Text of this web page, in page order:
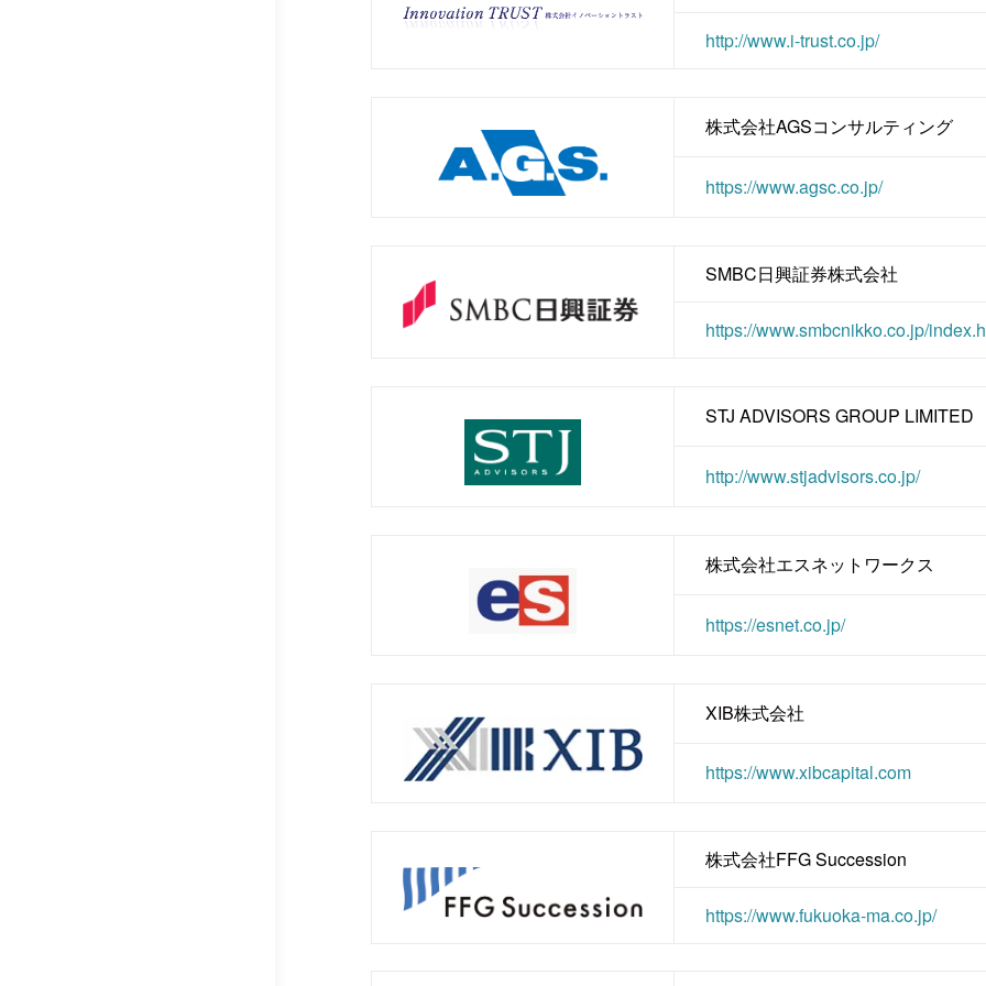
http://www.i-trust.co.jp/
株式会社AGSコンサルティング
https://www.agsc.co.jp/
SMBC日興証券株式会社
https://www.smbcnikko.co.jp/
STJ ADVISORS GROUP LIMITED
http://www.stjadvisors.co.jp/
株式会社エスネットワークス
https://esnet.co.jp/
XIB株式会社
https://www.xibcapital.com
株式会社FFG Succession
https://www.fukuoka-ma.co.jp/